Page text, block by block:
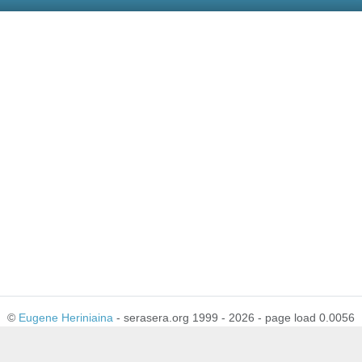
© Eugene Heriniaina - serasera.org 1999 - 2026 - page load 0.0056